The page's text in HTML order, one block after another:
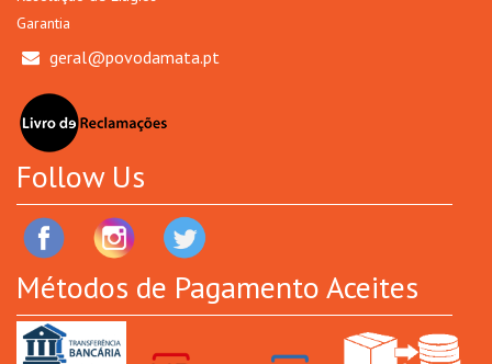
Garantia
geral@povodamata.pt
Follow Us
Métodos de Pagamento Aceites